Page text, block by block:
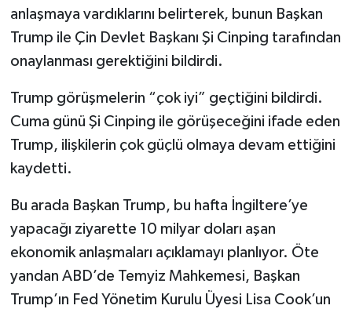
anlaşmaya vardıklarını belirterek, bunun Başkan
Trump ile Çin Devlet Başkanı Şi Cinping tarafından
onaylanması gerektiğini bildirdi.
Trump görüşmelerin “çok iyi” geçtiğini bildirdi.
Cuma günü Şi Cinping ile görüşeceğini ifade eden
Trump, ilişkilerin çok güçlü olmaya devam ettiğini
kaydetti.
Bu arada Başkan Trump, bu hafta İngiltere’ye
yapacağı ziyarette 10 milyar doları aşan
ekonomik anlaşmaları açıklamayı planlıyor. Öte
yandan ABD’de Temyiz Mahkemesi, Başkan
Trump’ın Fed Yönetim Kurulu Üyesi Lisa Cook’un